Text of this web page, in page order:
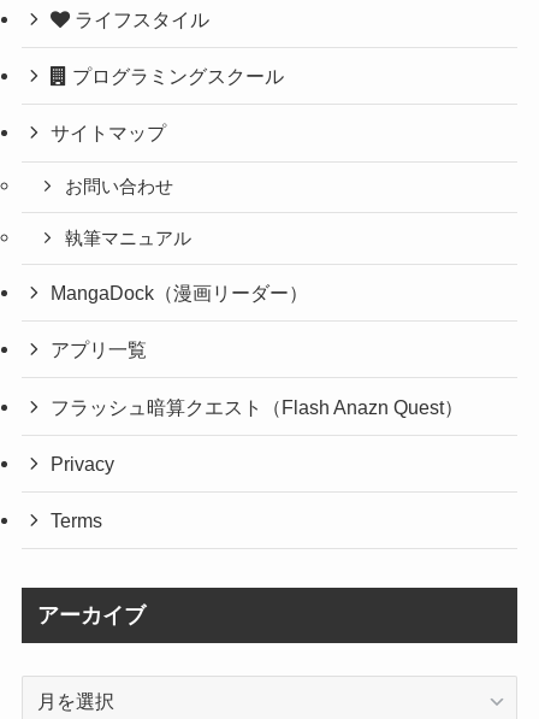
ライフスタイル
プログラミングスクール
サイトマップ
お問い合わせ
執筆マニュアル
MangaDock（漫画リーダー）
アプリ一覧
フラッシュ暗算クエスト（Flash Anazn Quest）
Privacy
Terms
アーカイブ